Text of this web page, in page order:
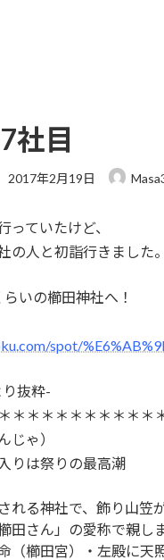
社目
最
新
日
2017年2月19日
っていたけど、
の人と初詣行きました。
いの櫛田神社へ！
spot/
抜粋-
＊＊＊＊＊＊＊＊＊＊
じゃ）
りは祭りの最高潮
れる神社で、飾り山笠
田さん」の愛称で親し
（櫛田宮）・左殿に天